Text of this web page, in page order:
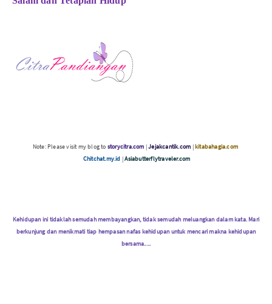
Note: Please visit my blog to storycitra.com |Jejakcantik.com |kitabahagia.com
Chitchat.my.id |Asiabutterflytraveler.com
Kehidupan ini tidaklah semudah membayangkan, tidak semudah meluangkan dalam kata. Mari
berkunjung dan menikmati tiap hempasan nafas kehidupan untuk mencari makna kehidupan
bersama.....